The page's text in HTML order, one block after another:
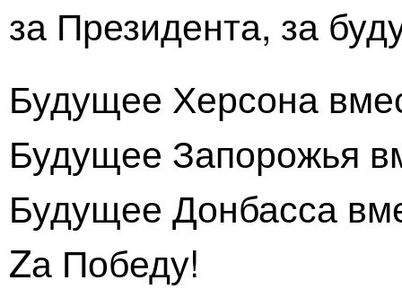
за Президента, за
Будущее Херсона
Будущее Запорожья
Будущее Донбасса
Zа Победу!